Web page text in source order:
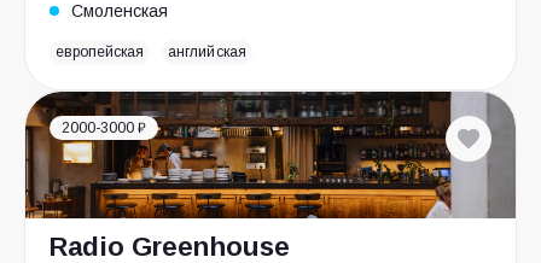
Смоленская
европейская английская
2000-3000 ₽
Radio Greenhouse